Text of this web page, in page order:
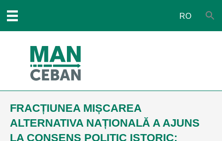
RO
FRACȚIUNEA MIȘCAREA
ALTERNATIVA NAȚIONALĂ A AJUNS
LA CONSENS POLITIC ISTORIC: